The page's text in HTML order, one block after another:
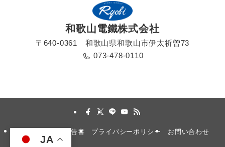
和歌山電鐵株式会社
〒640-0361 和歌山県和歌山市伊太祈曽73
073-478-0110
安全報告書 プライバシーポリシー お問い合わせ
JA